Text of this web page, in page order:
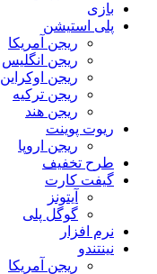
بازی
پلی استیشن
ریجن آمریکا
ریجن انگلیس
ریجن اوکراین
ریجن ترکیه
ریجن هند
ریوت پوینت
ریجن اروپا
طرح تخفیف
گیفت کارت
آیتونز
گوگل پلی
نرم افزار
نینتندو
ریجن آمریکا